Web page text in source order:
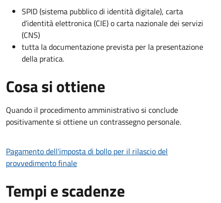
SPID (sistema pubblico di identità digitale), carta
d’identità elettronica (CIE) o carta nazionale dei servizi
(CNS)
tutta la documentazione prevista per la presentazione
della pratica.
Cosa si ottiene
Quando il procedimento amministrativo si conclude
positivamente si ottiene un contrassegno personale.
Pagamento dell'imposta di bollo per il rilascio del
provvedimento finale
Tempi e scadenze